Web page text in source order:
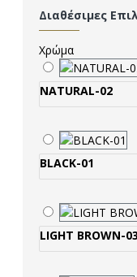
Διαθέσιμες
Χρώμα
NATURAL-02
BLACK-01
LIGHT BROWN-03